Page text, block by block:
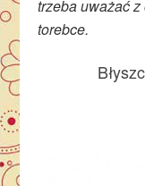
trzeba uważać
torebce.